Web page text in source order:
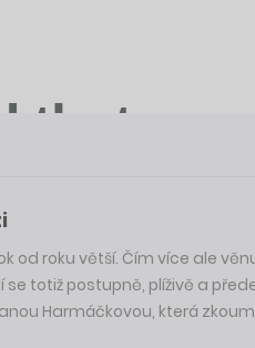
od roku větší. Čím více ale
totiž postupně, plíživě a
Harmáčkovou, která